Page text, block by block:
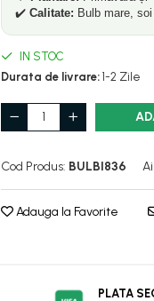
✔️ Calitate: Bulb mare,
IN STOC
Durata de livrare: 1-2 Zile
Cod Produs: BULBI836
Adauga la Favorite
PLATA